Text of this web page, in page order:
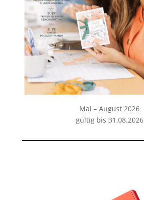
Mai – August 2026
gültig bis 31.08.2026